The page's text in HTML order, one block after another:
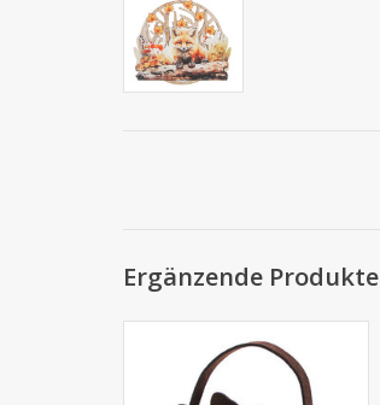
Ergänzende Produkte
6 Stück
ZUM WARENKORB HINZUFÜGEN